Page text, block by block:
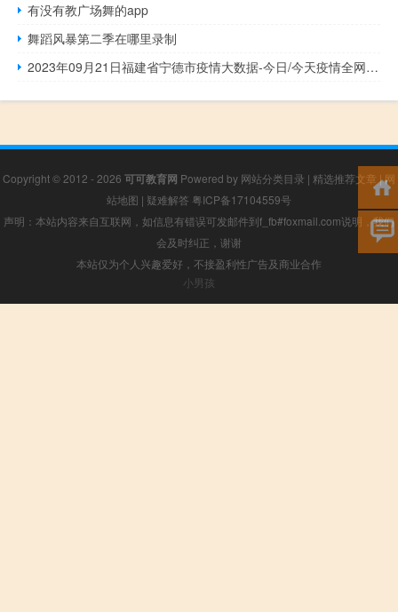
有没有教广场舞的app
舞蹈风暴第二季在哪里录制
2023年09月21日福建省宁德市疫情大数据-今日/今天疫情全网搜索最新实时消息动态情况通知播报
Copyright © 2012 - 2026 可可教育网 Powered by 网站分类目录 | 精选推荐文章 |网
站地图 | 疑难解答 粤ICP备17104559号
声明：本站内容来自互联网，如信息有错误可发邮件到f_fb#foxmail.com说明，我们
会及时纠正，谢谢
本站仅为个人兴趣爱好，不接盈利性广告及商业合作
小男孩